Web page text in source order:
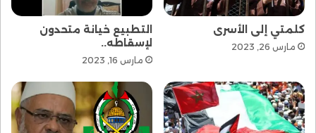
كلمتي إلى الأسرى
مارس 26, 2023
التطبيع خيانة متحدون
لإسقاطه..
مارس 16, 2023